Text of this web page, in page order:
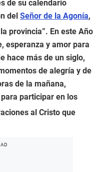
de su calendario
del Señor de la Agonía,
provincia”. En este Año
esperanza y amor para
hace más de un siglo,
de alegría y de
de la mañana,
participar en los
al Cristo que